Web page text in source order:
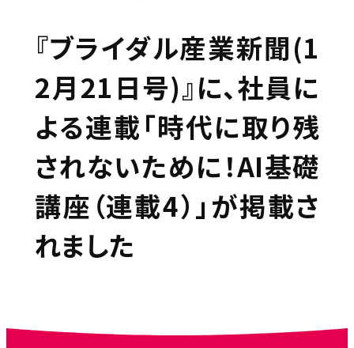
『ブライダル産業新聞(1
2月21日号)』に、社員に
よる連載「時代に取り残
されないために！AI基礎
講座（連載4）」が掲載さ
れました